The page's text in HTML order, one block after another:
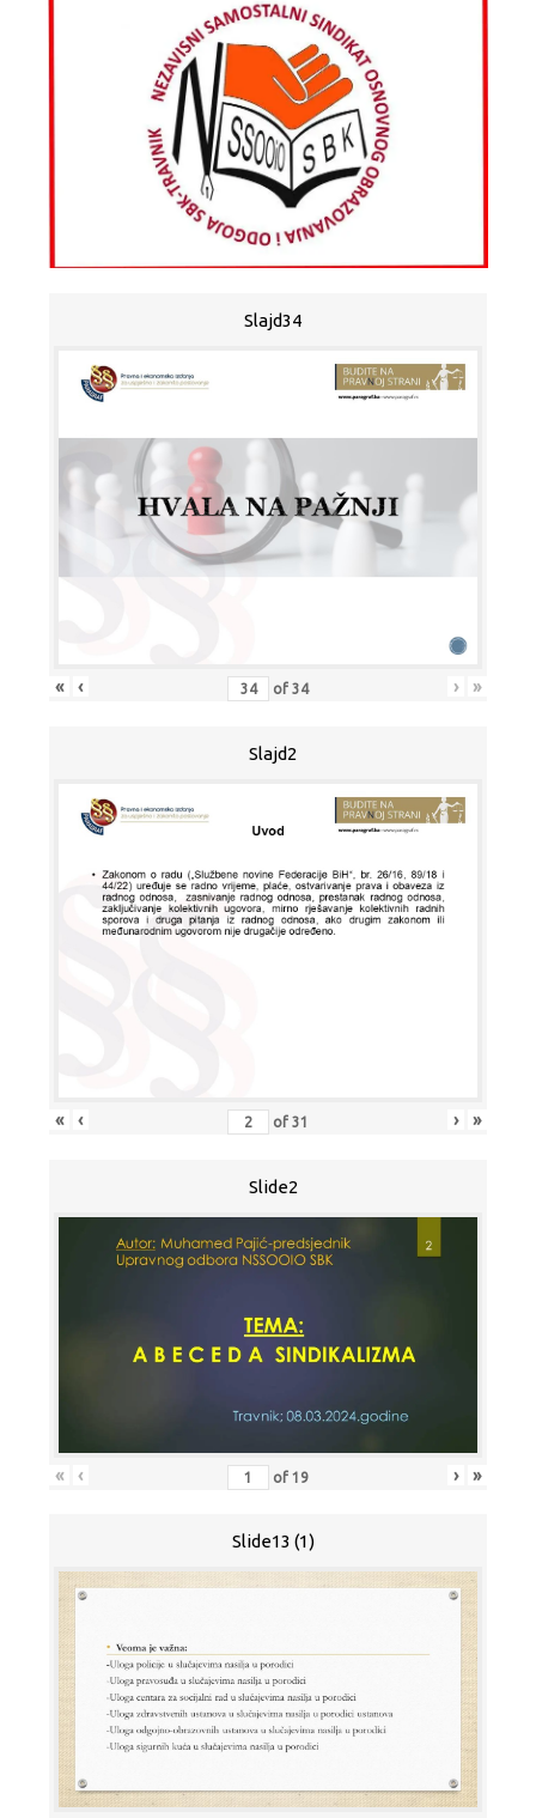
Slajd34
« ‹ of 34 › »
Slajd2
« ‹ of 31 › »
Slide2
« ‹ of 19 › »
Slide13 (1)